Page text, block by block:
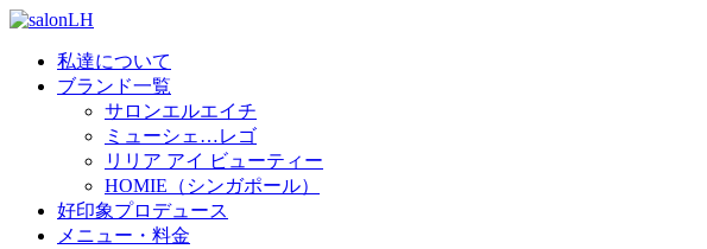
私達について
ブランド一覧
サロンエルエイチ
ミューシェ…レゴ
リリア アイ ビューティー
HOMIE（シンガポール）
好印象プロデュース
メニュー・料金